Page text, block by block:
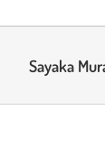
Sayaka